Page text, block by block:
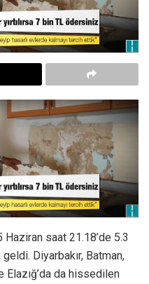
Haziran saat 21.18’de 5.3
Diyarbakır, Batman,
Elazığ’da da hissedilen